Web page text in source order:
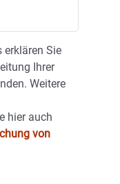
erklären Sie
Ihrer
Weitere
hier auch
von